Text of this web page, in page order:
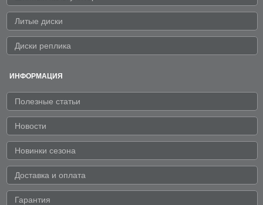
Литые диски
Диски реплика
ИНФОРМАЦИЯ
Полезные статьи
Новости
Новинки сезона
Доставка и оплата
Гарантия